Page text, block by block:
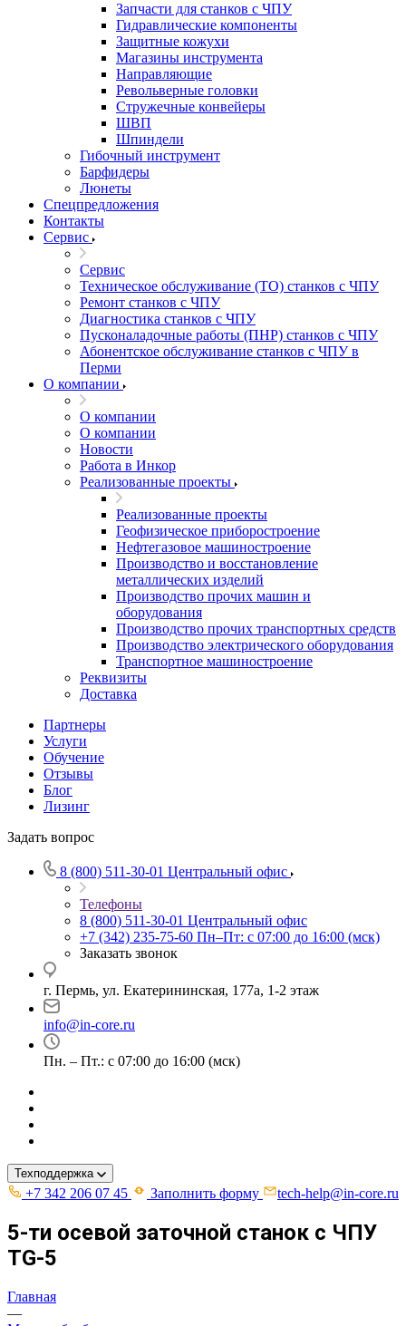
Запчасти для станков с ЧПУ
Гидравлические компоненты
Защитные кожухи
Магазины инструмента
Направляющие
Револьверные головки
Стружечные конвейеры
ШВП
Шпиндели
Гибочный инструмент
Барфидеры
Люнеты
Спецпредложения
Контакты
Сервис
Сервис
Техническое обслуживание (ТО) станков с ЧПУ
Ремонт станков с ЧПУ
Диагностика станков с ЧПУ
Пусконаладочные работы (ПНР) станков с ЧПУ
Абонентское обслуживание станков с ЧПУ в
Перми
О компании
О компании
О компании
Новости
Работа в Инкор
Реализованные проекты
Реализованные проекты
Геофизическое приборостроение
Нефтегазовое машиностроение
Производство и восстановление
металлических изделий
Производство прочих машин и
оборудования
Производство прочих транспортных средств
Производство электрического оборудования
Транспортное машиностроение
Реквизиты
Доставка
Партнеры
Услуги
Обучение
Отзывы
Блог
Лизинг
Задать вопрос
8 (800) 511-30-01 Центральный офис
Телефоны
8 (800) 511-30-01 Центральный офис
+7 (342) 235-75-60 Пн–Пт: с 07:00 до 16:00 (мск)
Заказать звонок
г. Пермь, ул. ​Екатерининская, 177а, ​1-2 этаж
info@in-core.ru
Пн. – Пт.: с 07:00 до 16:00 (мск)
Техподдержка
+7 342 206 07 45 Заполнить форму tech-help@in-core.ru
5-ти осевой заточной станок с ЧПУ
TG-5
Главная
—